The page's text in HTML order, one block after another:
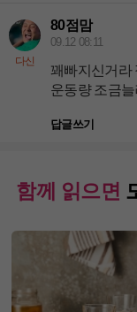
다신
80점맘
09.12 08:11
꽤빠지신거라
운동량 조금
답글쓰기
함께 읽으면